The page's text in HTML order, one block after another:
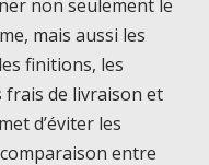
non seulement le
mais aussi les
finitions, les
frais de livraison et
d’éviter les
entre